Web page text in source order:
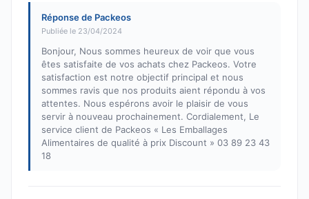
Réponse de Packeos
Publiée le 23/04/2024
Bonjour, Nous sommes heureux de voir que vous
êtes satisfaite de vos achats chez Packeos. Votre
satisfaction est notre objectif principal et nous
sommes ravis que nos produits aient répondu à vos
attentes. Nous espérons avoir le plaisir de vous
servir à nouveau prochainement. Cordialement, Le
service client de Packeos « Les Emballages
Alimentaires de qualité à prix Discount » 03 89 23 43
18